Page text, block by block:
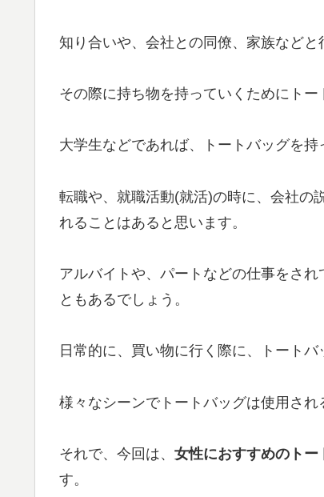
知り合いや、会社との同僚、家族などと
その際に持ち物を持っていくためにト
大学生などであれば、トートバッグを持
転職や、就職活動(就活)の時に、会社の
れることはあると思います。
アルバイトや、パートなどの仕事をさ
ともあるでしょう。
日常的に、買い物に行く際に、トート
様々なシーンでトートバッグは使用され
それで、今回は、 女性におすすめのト
す。